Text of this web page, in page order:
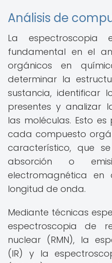
Análisis de
La espectroscopia
fundamental en el
orgánicos en
determinar la
sustancia, identificar
presentes y analizar
las moléculas. Esto
cada compuesto
característico, que
absorción o
electromagnética en
longitud de onda.
Mediante técnicas
espectroscopia de
nuclear (RMN), la
(IR) y la